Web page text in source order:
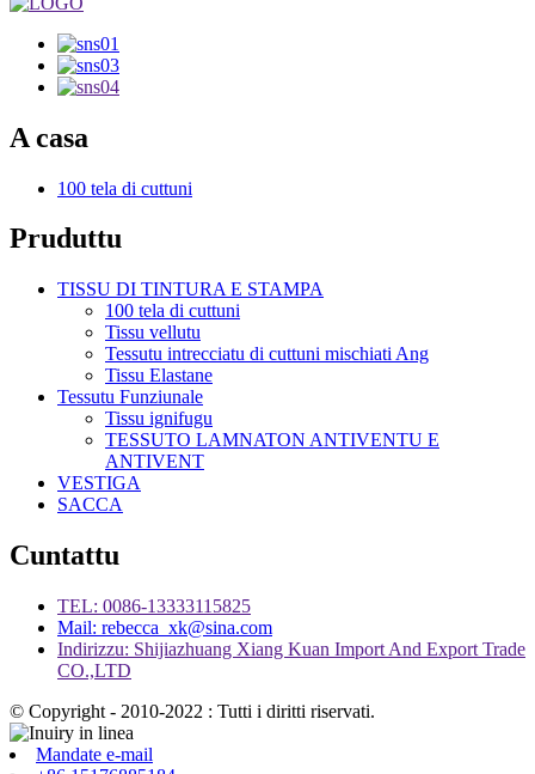
A casa
100 tela di cuttuni
Pruduttu
TISSU DI TINTURA E STAMPA
100 tela di cuttuni
Tissu vellutu
Tessutu intrecciatu di cuttuni mischiati Ang
Tissu Elastane
Tessutu Funziunale
Tissu ignifugu
TESSUTO LAMNATON ANTIVENTU E
ANTIVENT
VESTIGA
SACCA
Cuntattu
TEL: 0086-13333115825
Mail: rebecca_xk@sina.com
Indirizzu: Shijiazhuang Xiang Kuan Import And Export Trade
CO.,LTD
© Copyright - 2010-2022 : Tutti i diritti riservati.
Mandate e-mail